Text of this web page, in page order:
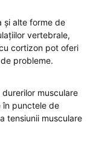
și alte forme de
vertebrale,
cortizon pot oferi
probleme.
durerilor musculare
în punctele de
tensiunii musculare